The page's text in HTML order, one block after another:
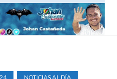
NOTICIAS AL DÍA